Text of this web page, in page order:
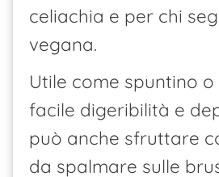
celiachia e per chi
vegana.
Utile come spuntino
facile digeribilità e
può anche sfruttare
da spalmare sulle